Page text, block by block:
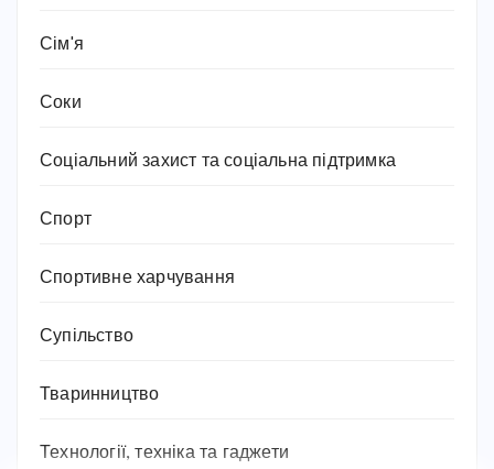
Сім'я
Соки
Соціальний захист та соціальна підтримка
Спорт
Спортивне харчування
Супільство
Тваринництво
Технології, техніка та гаджети